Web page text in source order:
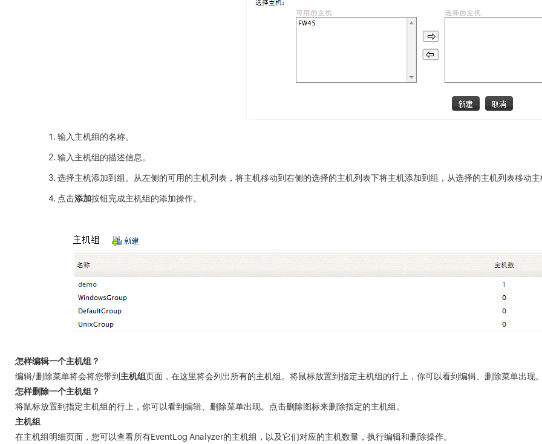
输入主机组的名称。
输入主机组的描述信息。
选择主机添加到组。从左侧的可用的主机列表，将主机移动到右侧的选择的主机列表下将主机添加到组，从选择的主机列表移动主
点击添加按钮完成主机组的添加操作。
怎样编辑一个主机组？
编辑/删除菜单将会将您带到 主机组页面，在这里将会列出所有的主机组。将鼠标放置到指定主机组的行上，你可以看到编辑、删除菜单出现
怎样删除一个主机组？
将鼠标放置到指定主机组的行上，你可以看到编辑、删除菜单出现。点击删除图标来删除指定的主机组。
主机组
在主机组明细页面，您可以查看所有EventLog Analyzer的主机组，以及它们对应的主机数量，执行编辑和删除操作。